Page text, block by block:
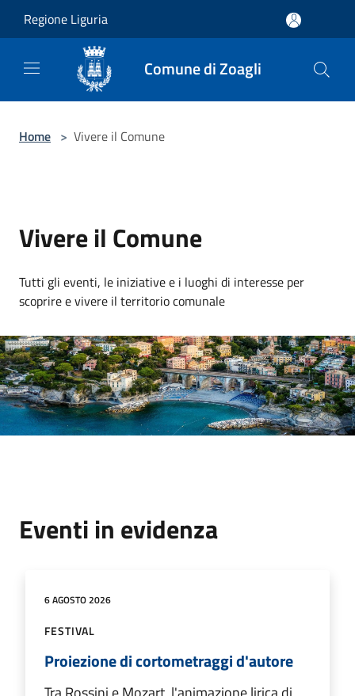
Regione Liguria
Comune di Zoagli
Home > Vivere il Comune
Vivere il Comune
Tutti gli eventi, le iniziative e i luoghi di interesse per
scoprire e vivere il territorio comunale
Eventi in evidenza
6 AGOSTO 2026
FESTIVAL
Proiezione di cortometraggi d'autore